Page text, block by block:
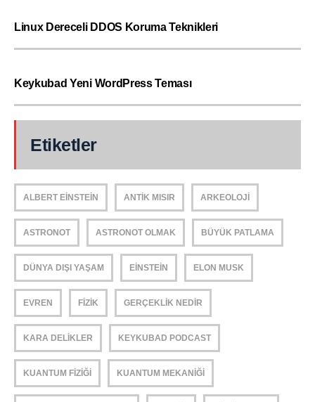
Linux Dereceli DDOS Koruma Teknikleri
Keykubad Yeni WordPress Teması
Etiketler
ALBERT EINSTEIN ANTIK MISIR ARKEOLOJI
ASTRONOT ASTRONOT OLMAK BÜYÜK PATLAMA
DÜNYA DIŞI YAŞAM EINSTEIN ELON MUSK
EVREN FIZIK GERÇEKLIK NEDIR
KARA DELIKLER KEYKUBAD PODCAST
KUANTUM FIZIĞI KUANTUM MEKANIĞI